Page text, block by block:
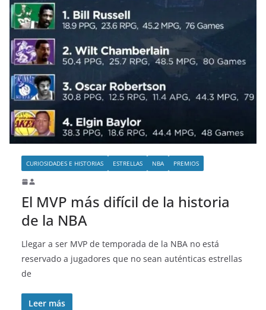
CURIOSIDADES E HISTORIAS ESTRELLAS NBA PREMIOS
El MVP más difícil de la historia
de la NBA
Llegar a ser MVP de temporada de la NBA no está
reservado a jugadores que no sean auténticas estrellas
de
Leer más